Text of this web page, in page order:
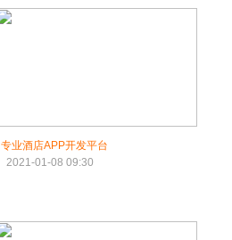
专业酒店APP开发平台
2021-01-08 09:30